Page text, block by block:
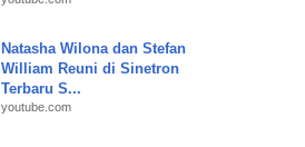
Natasha Wilona dan Stefan
William Reuni di Sinetron
Terbaru S...
youtube.com